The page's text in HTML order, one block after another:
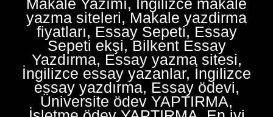
Makale Yazımı, İngilizce makale
yazma siteleri, Makale yazdirma
fiyatları, Essay Sepeti, Essay
Sepeti ekşi, Bilkent Essay
Yazdırma, Essay yazma sitesi,
İngilizce essay yazanlar, İngilizce
essay yazdırma, Essay ödevi,
Üniversite ödev YAPTIRMA,